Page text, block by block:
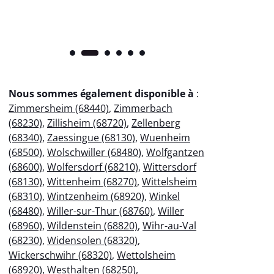
Nous sommes également disponible à :
Zimmersheim (68440), Zimmerbach
(68230), Zillisheim (68720), Zellenberg
(68340), Zaessingue (68130), Wuenheim
(68500), Wolschwiller (68480), Wolfgantzen
(68600), Wolfersdorf (68210), Wittersdorf
(68130), Wittenheim (68270), Wittelsheim
(68310), Wintzenheim (68920), Winkel
(68480), Willer-sur-Thur (68760), Willer
(68960), Wildenstein (68820), Wihr-au-Val
(68230), Widensolen (68320),
Wickerschwihr (68320), Wettolsheim
(68920), Westhalten (68250),